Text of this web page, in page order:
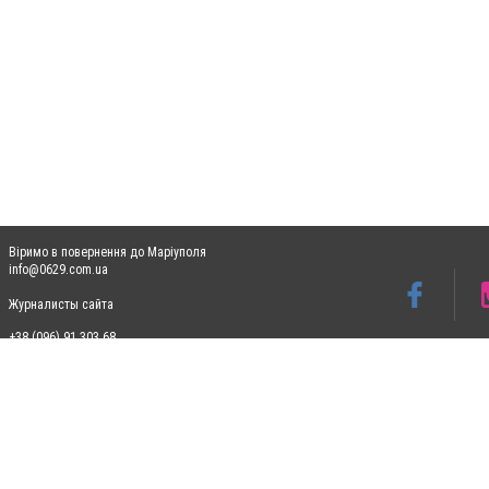
Віримо в повернення до Маріуполя
info@0629.com.ua
Журналисты сайта
+38 (096) 91 303 68